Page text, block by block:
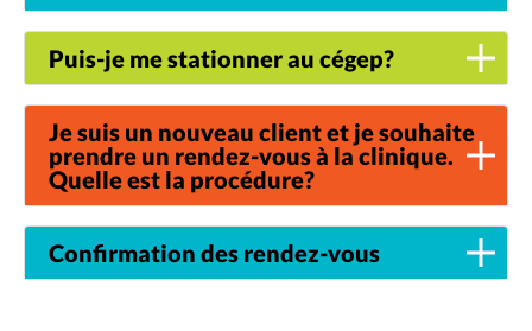
Puis-je me stationner au cégep?
Je suis un nouveau client et je souhaite
prendre un rendez-vous à la clinique.
Quelle est la procédure?
Confirmation des rendez-vous